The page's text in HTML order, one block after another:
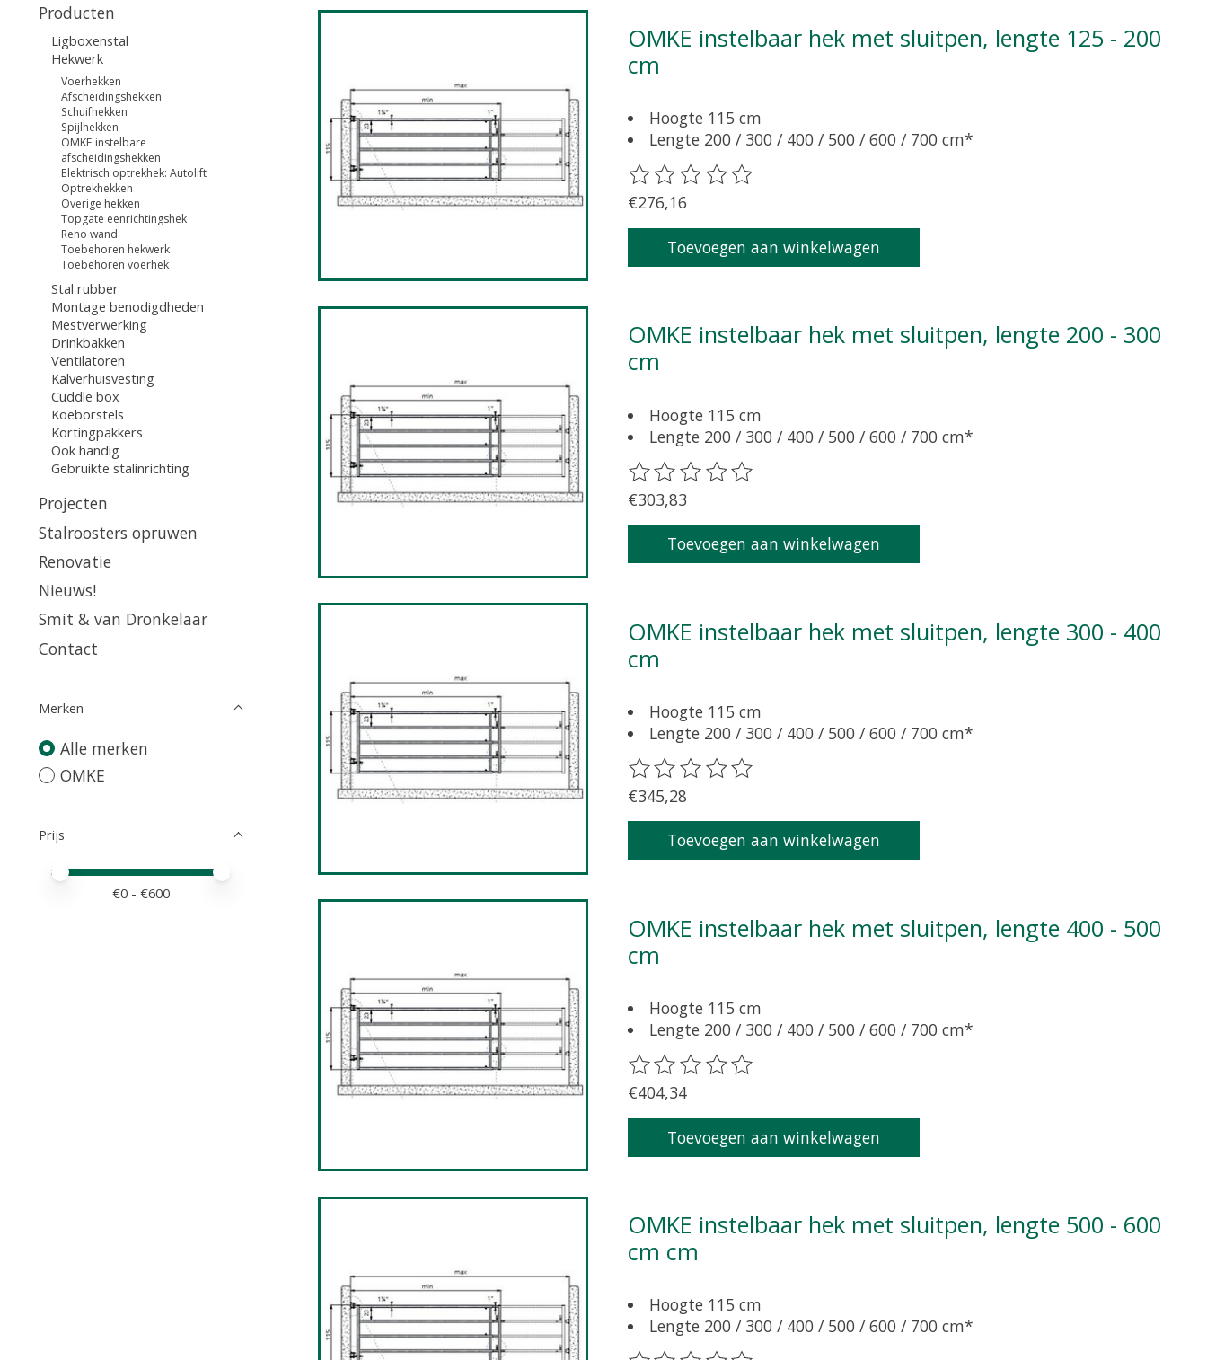
Producten
Ligboxenstal
Hekwerk
Voerhekken
Afscheidingshekken
Schuifhekken
Spijlhekken
OMKE instelbare
afscheidingshekken
Elektrisch optrekhek: Autolift
Optrekhekken
Overige hekken
Topgate eenrichtingshek
Reno wand
Toebehoren hekwerk
Toebehoren voerhek
Stal rubber
Montage benodigdheden
Mestverwerking
Drinkbakken
Ventilatoren
Kalverhuisvesting
Cuddle box
Koeborstels
Kortingpakkers
Ook handig
Gebruikte stalinrichting
Projecten
Stalroosters opruwen
Renovatie
Nieuws!
Smit & van Dronkelaar
Contact
Merken
Alle merken
OMKE
Prijs
Minimale prijswaarde
Price maximum value
€0 - €600
OMKE instelbaar hek met sluitpen, lengte 125 - 200
cm
Hoogte 115 cm
Lengte 200 / 300 / 400 / 500 / 600 / 700 cm*
De beoordeling van dit product is
€276,16
Toevoegen aan winkelwagen
OMKE instelbaar hek met sluitpen, lengte 200 - 300
cm
Hoogte 115 cm
Lengte 200 / 300 / 400 / 500 / 600 / 700 cm*
De beoordeling van dit product is
€303,83
Toevoegen aan winkelwagen
OMKE instelbaar hek met sluitpen, lengte 300 - 400
cm
Hoogte 115 cm
Lengte 200 / 300 / 400 / 500 / 600 / 700 cm*
De beoordeling van dit product is
€345,28
Toevoegen aan winkelwagen
OMKE instelbaar hek met sluitpen, lengte 400 - 500
cm
Hoogte 115 cm
Lengte 200 / 300 / 400 / 500 / 600 / 700 cm*
De beoordeling van dit product is
€404,34
Toevoegen aan winkelwagen
OMKE instelbaar hek met sluitpen, lengte 500 - 600
cm cm
Hoogte 115 cm
Lengte 200 / 300 / 400 / 500 / 600 / 700 cm*